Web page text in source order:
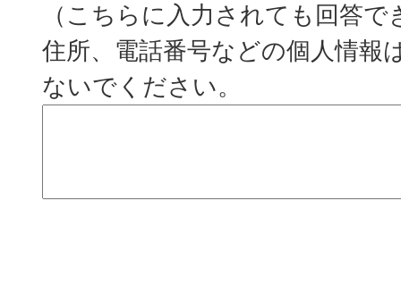
（こちらに入力されても回答
住所、電話番号などの個人情報
ないでください。